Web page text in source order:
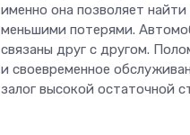
именно она позволяет
меньшими потерями.
связаны друг с другом.
и своевременное
залог высокой остаточной